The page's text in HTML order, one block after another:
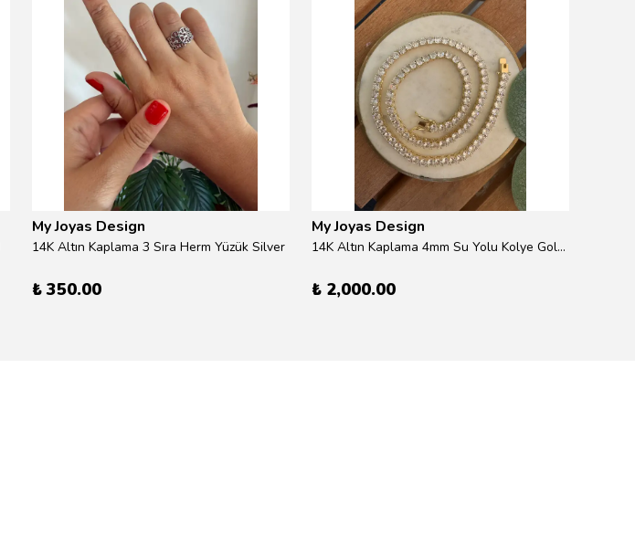
My Joyas Design
14K Altın Kaplama 3 Sıra Herm Yüzük Silver
₺ 350.00
My Joyas Design
14K Altın Kaplama 4mm Su Yolu Kolye Gold 41cm
₺ 2,000.00